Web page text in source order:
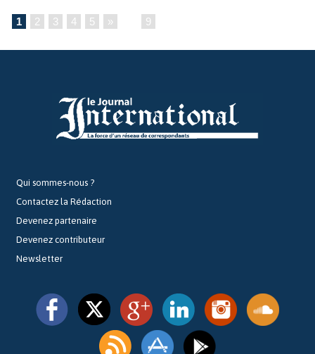
1 2 3 4 5 » 9
Qui sommes-nous ?
Contactez la Rédaction
Devenez partenaire
Devenez contributeur
Newsletter